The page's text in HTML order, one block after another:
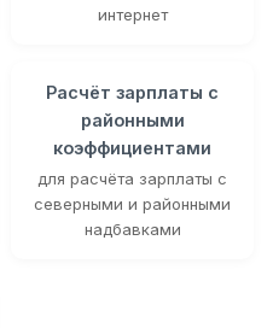
интернет
Расчёт зарплаты с
районными
коэффициентами
для расчёта зарплаты с
северными и районными
надбавками